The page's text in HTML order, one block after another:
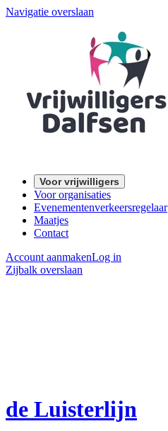
Navigatie overslaan
Voor vrijwilligers
Voor organisaties
Evenementenverkeersregelaar
Maatjes
Contact
Account aanmakenLog in
Zijbalk overslaan
de Luisterlijn